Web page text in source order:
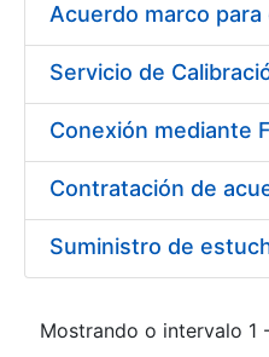
Mostrando o intervalo 1